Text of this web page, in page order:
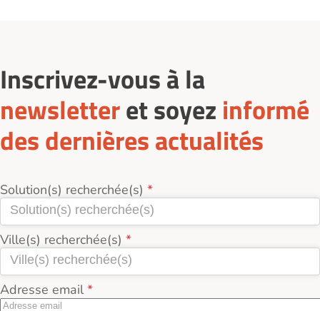
comparez les prestations, l’environnement et le tarif
réel (loyer + services + charges incluses).
Inscrivez-vous à la
newsletteret soyez informé
des dernières actualités
Solution(s) recherchée(s)
Ville(s) recherchée(s)
Adresse email